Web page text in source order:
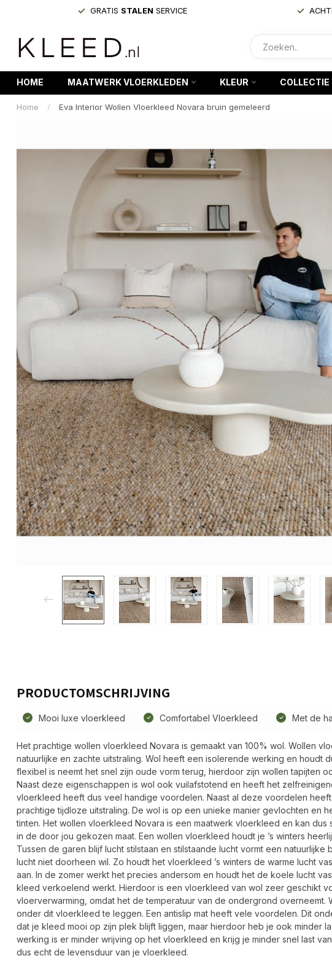
GRATIS STALEN SERVICE
HOME MAATWERK VLOERKLEDEN KLEUR COLLECTIE
Home / Eva Interior Wollen Vloerkleed Novara bruin gemeleerd
PRODUCTOMSCHRIJVING
Mooi luxe vloerkleed Comfortabel Vloerkleed Met de
Het prachtige wollen vloerkleed Novara is gemaakt van 100% wol. Wollen
natuurlijke en zachte uitstraling. Wol heeft een isolerende werking en houdt
flexibel is neemt het snel zijn oude vorm terug, hierdoor zijn wollen tapijten
Naast deze eigenschappen is wol ook vuilafstotend en heeft het
vloerkleed heeft dus veel handige voordelen. Naast al deze voordelen
prachtige tijdloze uitstraling. De wol is op een unieke manier gevlochten en
tinten. Het wollen vloerkleed Novara is een maatwerk vloerkleed en kan
in de door jou gekozen maat. Een wollen vloerkleed houdt je ’s winters
Tussen de garen blijf lucht stilstaan en stilstaande lucht vormt een
lucht niet doorheen wil. Zo houdt het vloerkleed ’s winters de warme lucht
aan. In de zomer werkt het precies andersom en houdt het de koele lucht
kleed verkoelend werkt. Hierdoor is een vloerkleed van wol zeer geschikt
vloerverwarming, omdat het de temperatuur van de ondergrond overneemt.
onder dit vloerkleed te leggen. Een antislip mat heeft vele voordelen. Dit
dat je kleed mooi op zijn plek blijft liggen, maar hierdoor heb je ook minder
werking is er minder wrijving op het vloerkleed en krijg je minder snel last
dus echt de levensduur van je vloerkleed.